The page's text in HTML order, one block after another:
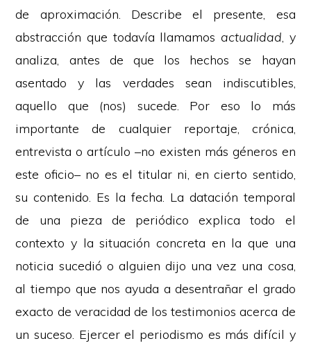
de aproximación. Describe el presente, esa
abstracción que todavía llamamos actualidad, y
analiza, antes de que los hechos se hayan
asentado y las verdades sean indiscutibles,
aquello que (nos) sucede. Por eso lo más
importante de cualquier reportaje, crónica,
entrevista o artículo –no existen más géneros en
este oficio– no es el titular ni, en cierto sentido,
su contenido. Es la fecha. La datación temporal
de una pieza de periódico explica todo el
contexto y la situación concreta en la que una
noticia sucedió o alguien dijo una vez una cosa,
al tiempo que nos ayuda a desentrañar el grado
exacto de veracidad de los testimonios acerca de
un suceso. Ejercer el periodismo es más difícil y